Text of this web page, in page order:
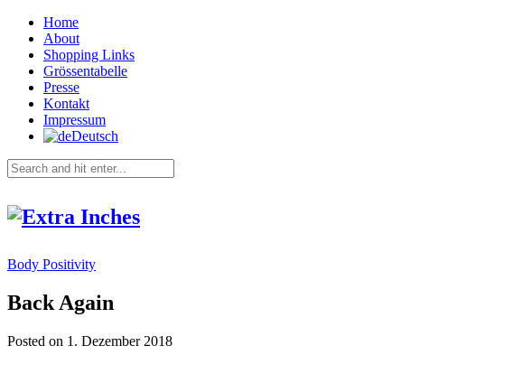
Home
About
Shopping Links
Grössentabelle
Presse
Kontakt
Impressum
Deutsch
Body Positivity
Back Again
Posted on 1. Dezember 2018